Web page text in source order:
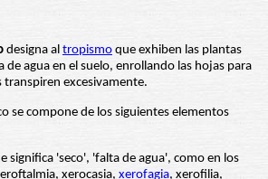
designa al tropismo que exhiben las plantas
de agua en el suelo, enrollando las hojas para
transpiren excesivamente.
se compone de los siguientes elementos
significa 'seco', 'falta de agua', como en los
xerocasia, xerofagia, xerofilia,